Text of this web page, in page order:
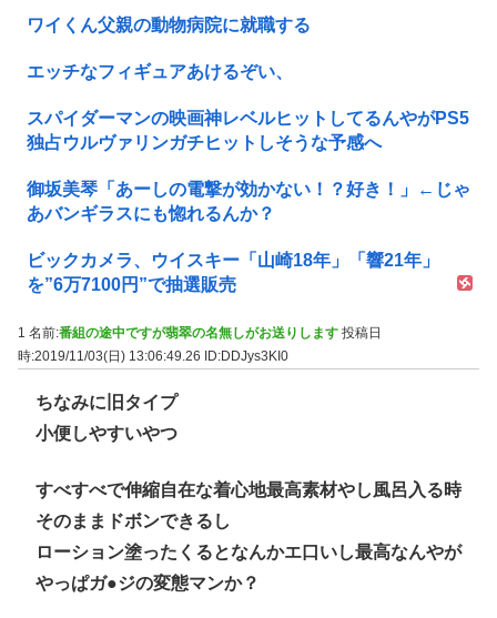
ワイくん父親の動物病院に就職する
エッチなフィギュアあけるぞい、
スパイダーマンの映画神レベルヒットしてるんやがPS5
独占ウルヴァリンガチヒットしそうな予感へ
御坂美琴「あーしの電撃が効かない！？好き！」←じゃ
あバンギラスにも惚れるんか？
ビックカメラ、ウイスキー「山崎18年」「響21年」
を”6万7100円”で抽選販売
1 名前:番組の途中ですが翡翠の名無しがお送りします 投稿日
時:2019/11/03(日) 13:06:49.26
ID:DDJys3KI0
ちなみに旧タイプ
小便しやすいやつ
すべすべで伸縮自在な着心地最高素材やし風呂入る時
そのままドボンできるし
ローション塗ったくるとなんかエ口いし最高なんやが
やっぱガ●ジの変態マンか？